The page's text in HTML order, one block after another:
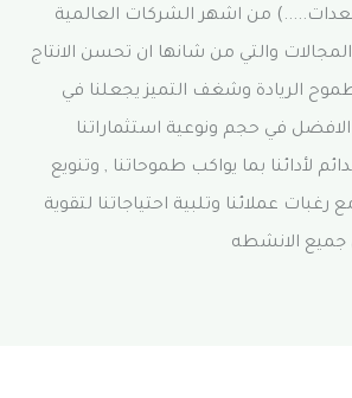
من اشهر الشركات العالمية
والتي من شانها ان تحسن الانتاج
طموح الريادة وشغف التميز يجعلنا في
في حجم ونوعية استثماراتنا
لأدائنا بما يواكب طموحاتنا , وتنويع
عملائنا وتلبية احتياجاتنا لتقوية
جميع الانشطه